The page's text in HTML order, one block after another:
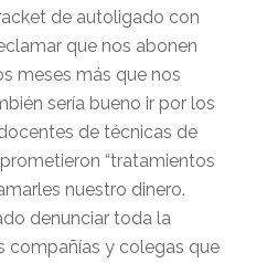
de autoligado con
que nos abonen
meses más que nos
sería bueno ir por los
de técnicas de
“tratamientos
nuestro dinero.
denunciar toda la
compañías y colegas que